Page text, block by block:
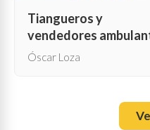
Tiangueros y
vendedores
Óscar Loza